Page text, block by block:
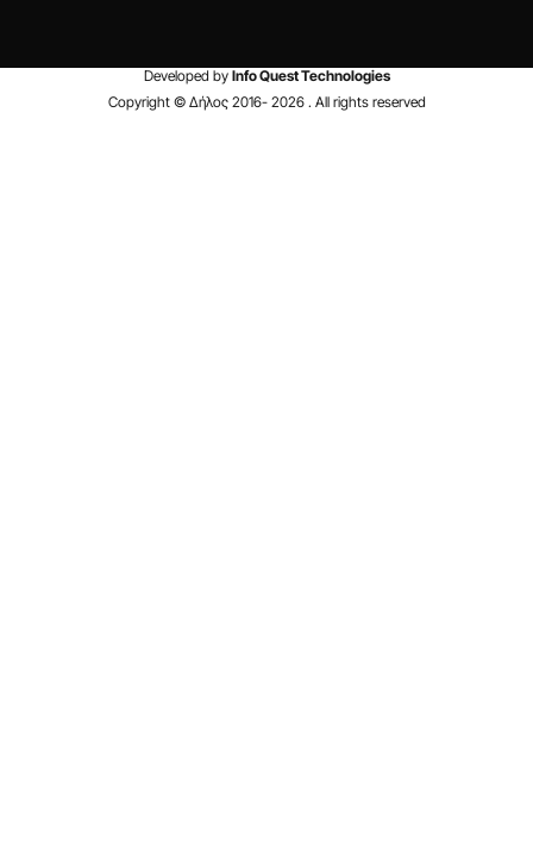
Developed by Info Quest Technologies
Copyright © Δήλος 2016- 2026. All rights reserved